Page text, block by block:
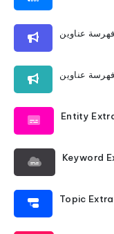
Entity
Keyword
Topic